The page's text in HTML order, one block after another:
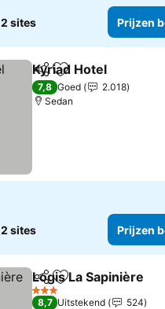
2 sites Prijzen
DelenToevoegen aan
Kyriad Hotel
7,8 Goed
2.018
Sedan
2 sites Prijzen
DelenToevoegen aan
Logis La Sapinière
3 Sterren
8,7 Uitstekend
524